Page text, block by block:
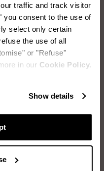
traffic and track visitor
you consent to the use of
select only certain
the use of all
or "Refuse"
in our Cookie Policy.
Show details
vos chaussures
et l’essorer
l’éponge